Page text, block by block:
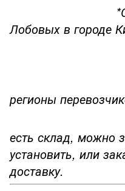
Лобовых в городе
регионы
*В
есть склад, можно
установить, или
доставку.